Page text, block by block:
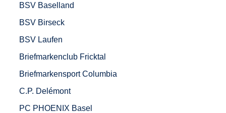
BSV Baselland
BSV Birseck
BSV Laufen
Briefmarkenclub Fricktal
Briefmarkensport Columbia
C.P. Delémont
PC PHOENIX Basel